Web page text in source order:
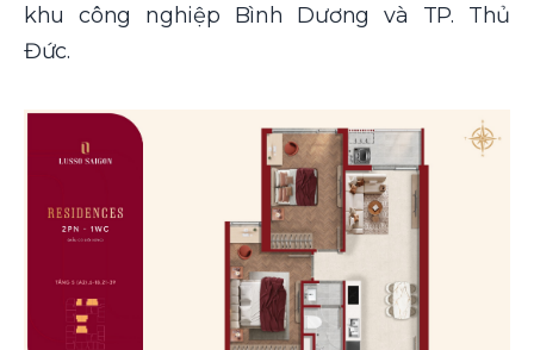
khu công nghiệp Bình Dương và TP. Thủ
Đức.